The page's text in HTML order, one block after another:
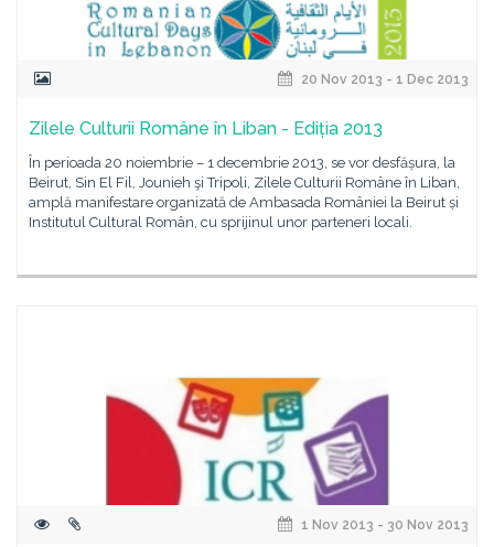
20 Nov 2013 - 1 Dec 2013
Zilele Culturii Române în Liban - Ediția 2013
În perioada 20 noiembrie – 1 decembrie 2013, se vor desfășura, la
Beirut, Sin El Fil, Jounieh şi Tripoli, Zilele Culturii Române în Liban,
amplă manifestare organizată de Ambasada României la Beirut și
Institutul Cultural Român, cu sprijinul unor parteneri locali.
1 Nov 2013 - 30 Nov 2013